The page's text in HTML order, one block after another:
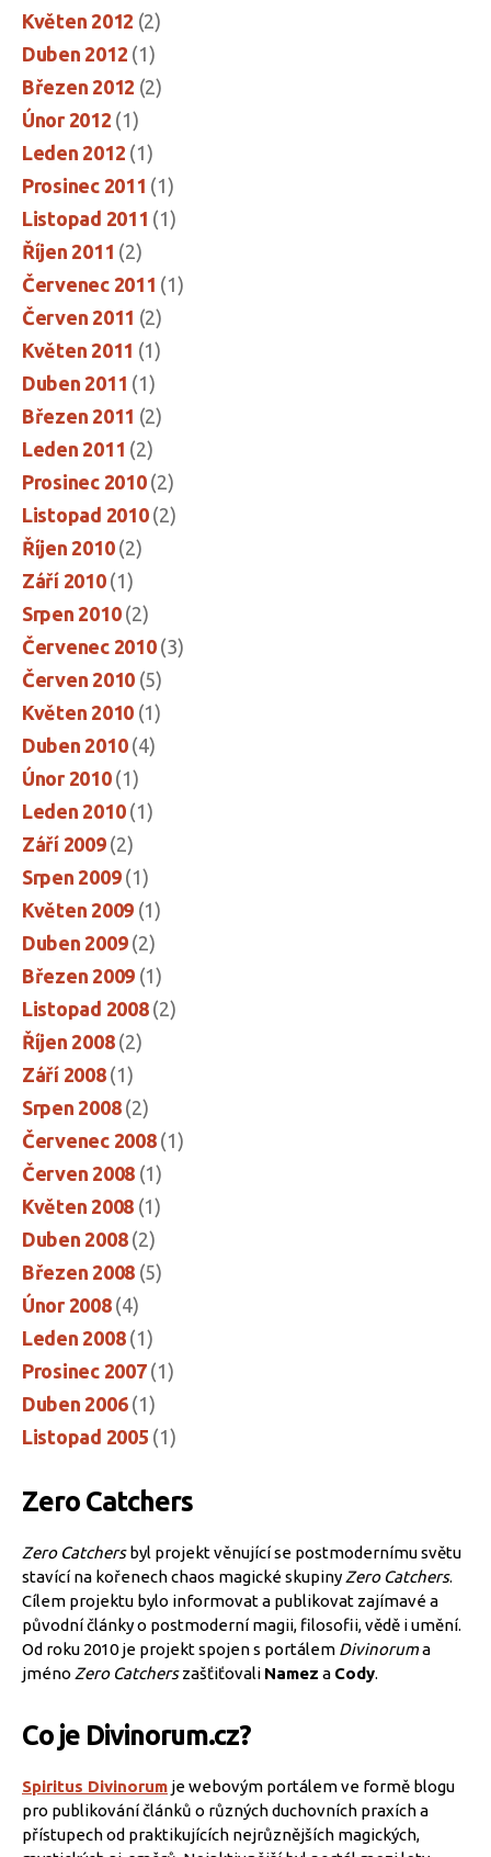
Květen 2012 (2)
Duben 2012 (1)
Březen 2012 (2)
Únor 2012 (1)
Leden 2012 (1)
Prosinec 2011 (1)
Listopad 2011 (1)
Říjen 2011 (2)
Červenec 2011 (1)
Červen 2011 (2)
Květen 2011 (1)
Duben 2011 (1)
Březen 2011 (2)
Leden 2011 (2)
Prosinec 2010(2)
Listopad 2010(2)
Říjen 2010(2)
Září 2010(1)
Srpen 2010(2)
Červenec 2010(3)
Červen 2010 (5)
Květen 2010 (1)
Duben 2010(4)
Únor 2010(1)
Leden 2010(1)
Září 2009(2)
Srpen 2009(1)
Květen 2009 (1)
Duben 2009(2)
Březen 2009 (1)
Listopad 2008(2)
Říjen 2008(2)
Září 2008(1)
Srpen 2008(2)
Červenec 2008(1)
Červen 2008 (1)
Květen 2008 (1)
Duben 2008(2)
Březen 2008 (5)
Únor 2008(4)
Leden 2008(1)
Prosinec 2007(1)
Duben 2006(1)
Listopad 2005 (1)
Zero Catchers
Zero Catchersbyl projekt věnující se postmodernímu světu
stavící na kořenech chaos magické skupiny Zero Catchers.
Cílem projektu bylo informovat a publikovat zajímavé a
původní články o postmoderní magii, filosofii, vědě i umění.
Od roku 2010 je projekt spojen s portálem Divinoruma
jméno Zero Catcherszašťiťovali Namez a Cody.
Co je Divinorum.cz?
Spiritus Divinorum je webovým portálem ve formě blogu
pro publikování článků o různých duchovních praxích a
přístupech od praktikujících nejrůznějších magických,